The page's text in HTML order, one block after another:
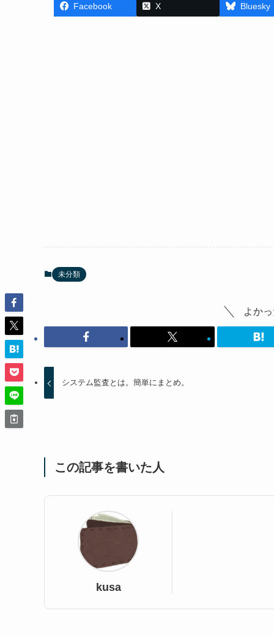
Facebook X Bluesky
未分類
よか
システム監査とは。簡単にまとめ。
この記事を書いた人
kusa